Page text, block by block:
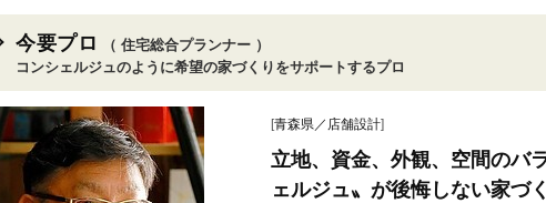
今要プロ
（ 住宅総合プランナー ）
コンシェルジュのように希望の家づくりをサポートするプロ
[青森県／店舗設計]
立地、資金、外観、空間のバ
ェルジュ〟が後悔しない家づ